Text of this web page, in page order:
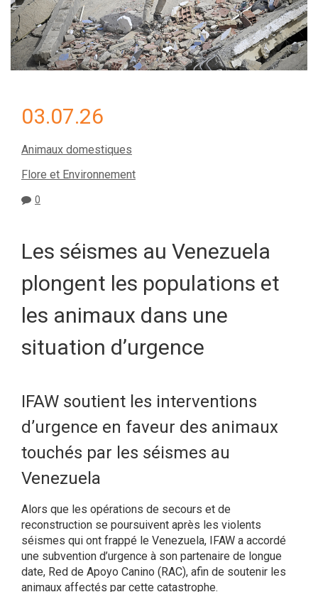
03.07.26
Animaux domestiques
Flore et Environnement
0
Les séismes au Venezuela
plongent les populations et
les animaux dans une
situation d’urgence
IFAW soutient les interventions
d’urgence en faveur des animaux
touchés par les séismes au
Venezuela
Alors que les opérations de secours et de
reconstruction se poursuivent après les violents
séismes qui ont frappé le Venezuela, IFAW a accordé
une subvention d’urgence à son partenaire de longue
date, Red de Apoyo Canino (RAC), afin de soutenir les
animaux affectés par cette catastrophe.